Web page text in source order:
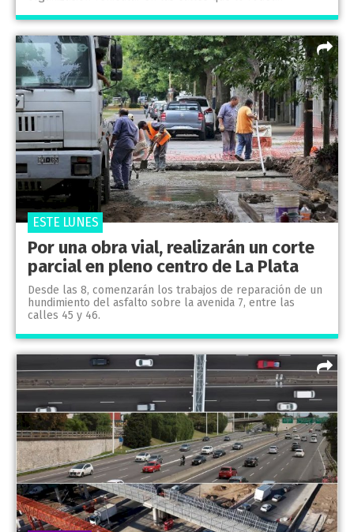
Por una obra vial, realizarán un corte
parcial en pleno centro de La Plata
Desde las 8, comenzarán los trabajos de reparación de un
hundimiento del asfalto sobre la avenida 7, entre las
calles 45 y 46.
ESTE LUNES